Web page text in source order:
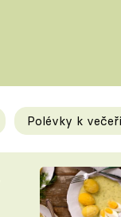
Tipy
KAM
Polévky k večeři